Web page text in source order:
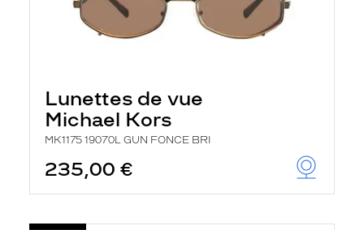
Lunettes de vue
Michael Kors
MK1175 19070L GUN FONCE BRI
235,00 €